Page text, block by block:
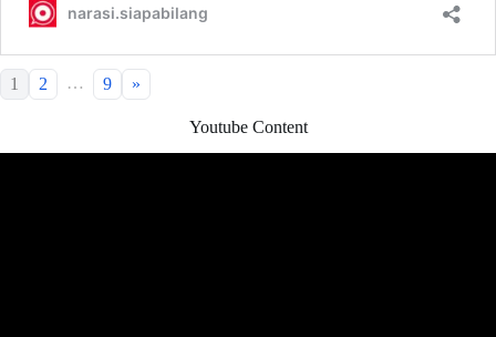
1 2 … 9 »
Youtube Content